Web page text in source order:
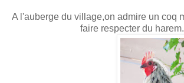
A l'auberge du village,on admire un coq
faire respecter du harem.